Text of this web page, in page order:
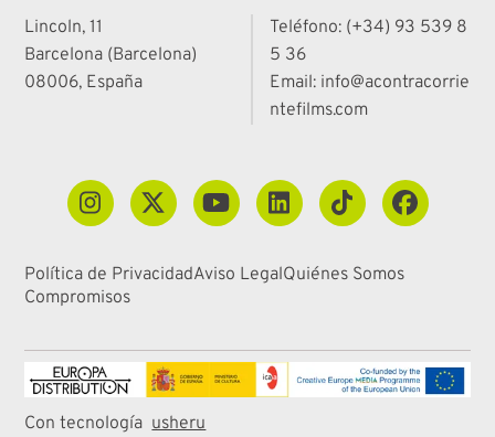
Lincoln, 11
Barcelona (Barcelona)
08006, España
Teléfono: (+34) 93 539 8
5 36
Email: info@acontracorrie
ntefilms.com
Política de PrivacidadAviso LegalQuiénes Somos
Compromisos
Con tecnología usheru